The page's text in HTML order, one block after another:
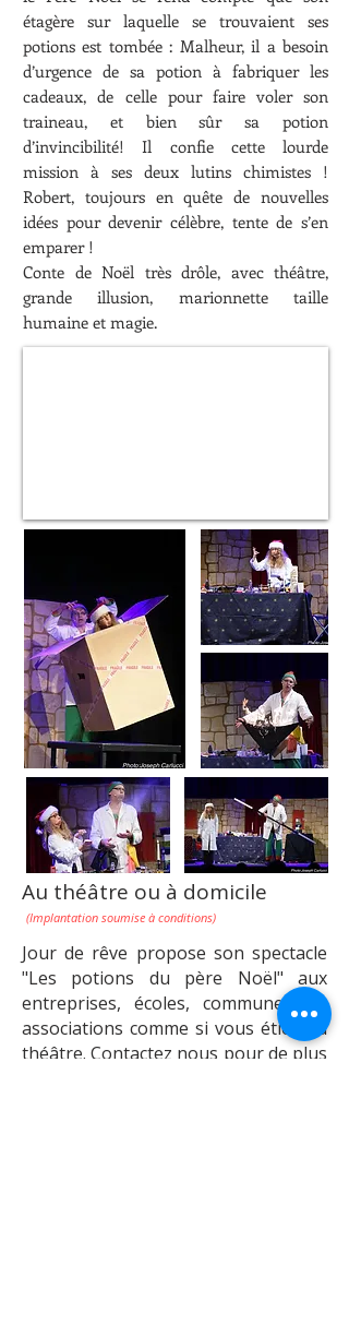
étagère sur laquelle se trouvaient ses
potions est tombée : Malheur, il a besoin
d’urgence de sa potion à fabriquer les
cadeaux, de celle pour faire voler son
traineau, et bien sûr sa potion
d’invincibilité! Il confie cette lourde
mission à ses deux lutins chimistes !
Robert, toujours en quête de nouvelles
idées pour devenir célèbre, tente de s’en
emparer !
Conte de Noël très drôle, avec théâtre,
grande illusion, marionnette taille
humaine et magie.
Au théâtre ou à domicile
(Implantation soumise à conditions)
Jour de rêve propose son spectacle
"Les potions du père Noël" aux
entreprises, écoles, communes ou
associations comme si vous étiez au
théâtre. Contactez nous pour de plus